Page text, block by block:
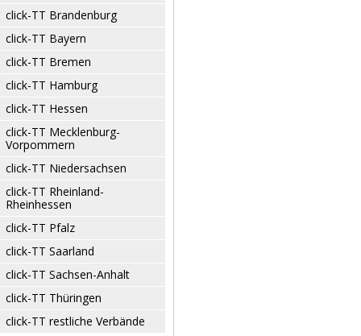
click-TT Brandenburg
click-TT Bayern
click-TT Bremen
click-TT Hamburg
click-TT Hessen
click-TT Mecklenburg-
Vorpommern
click-TT Niedersachsen
click-TT Rheinland-
Rheinhessen
click-TT Pfalz
click-TT Saarland
click-TT Sachsen-Anhalt
click-TT Thüringen
click-TT restliche Verbände